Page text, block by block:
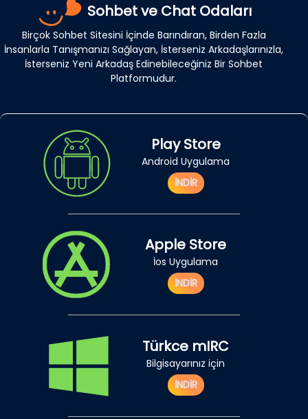
Sohbet ve Chat Odaları
Birçok Sohbet Sitesini İçinde Barındıran, Birden Fazla
İnsanlarla Tanışmanızı Sağlayan, İsterseniz Arkadaşlarınızla,
İsterseniz Yeni Arkadaş Edinebileceğiniz Bir Sohbet
Platformudur.
Play Store
Android Uygulama
İNDİR
Apple Store
İos Uygulama
İNDİR
Türkce mIRC
Bilgisayarınız için
İNDİR